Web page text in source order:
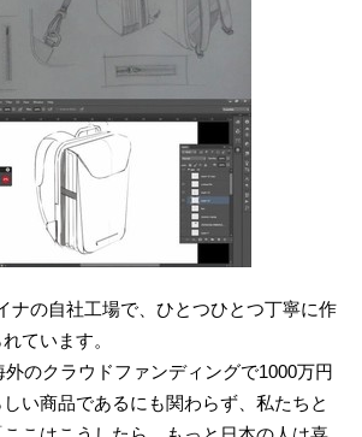
ナの自社工場で、ひとつひとつ丁寧に作
ています。
のクラウドファンディングで1000万円
い商品であるにも関わらず、私たちと